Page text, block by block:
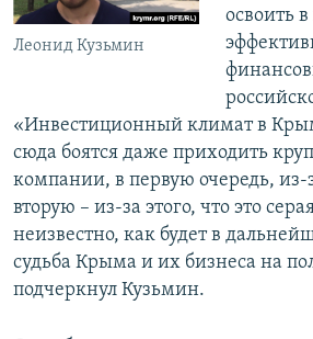
Леонид Кузьмин
освоить
«Инвестиционный климат в
сюда боятся даже приходить
компании, в первую очередь, из-
вторую – из-за этого, что это
неизвестно, как будет в
судьба Крыма и их бизнеса на
подчеркнул Кузьмин.